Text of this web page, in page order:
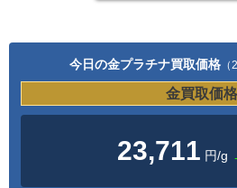
今日の金プラチナ買取価格
金買取価格
23,711 円/g